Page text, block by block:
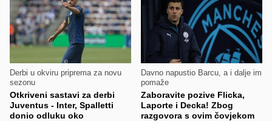
Derbi u okviru priprema za novu
sezonu
Otkriveni sastavi za derbi
Juventus - Inter, Spalletti
donio odluku oko
Davno napustio Barcu, a i dalje im
pomaže
Zaboravite pozive Flicka,
Laporte i Decka! Zbog
razgovora s ovim čovjekom